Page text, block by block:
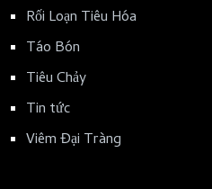
Rối Loạn Tiêu Hóa
Táo Bón
Tiêu Chảy
Tin tức
Viêm Đại Tràng